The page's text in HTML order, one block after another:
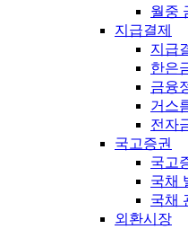
월중
지급결제
지급
한은
금융
거스
전자
국고증권
국고
국채
국채
외환시장